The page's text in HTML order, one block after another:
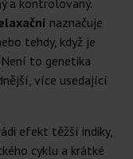
a kontrolovaný.
naznačuje
tehdy, když je
to genetika
více usedající
efekt těžší indiky,
cyklu a krátké